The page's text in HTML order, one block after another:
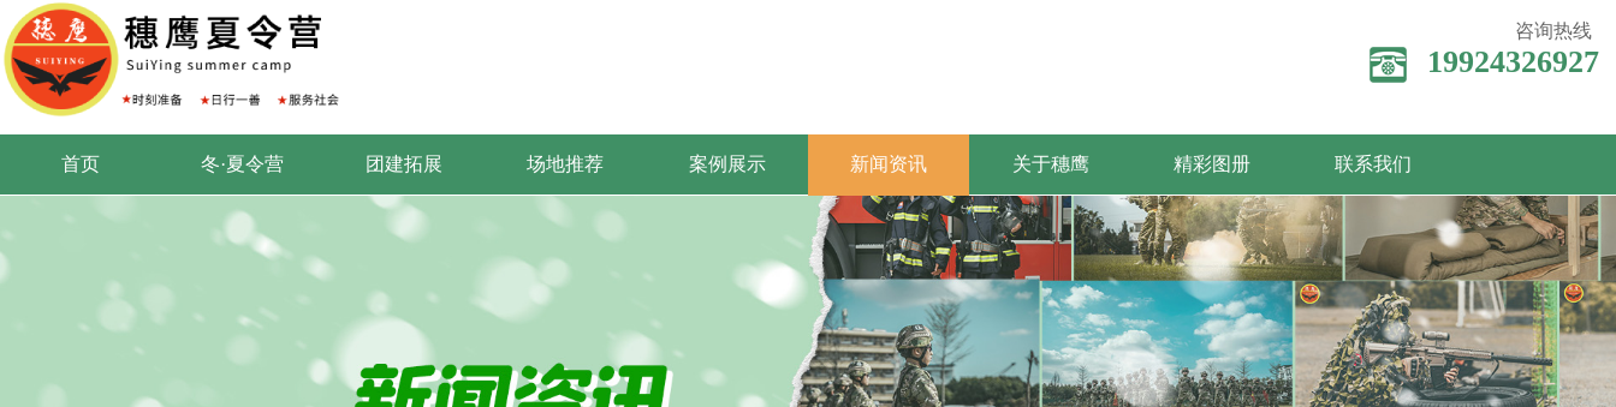
咨询热线
19924326927
首页 冬·夏令营 团建拓展 场地推荐 案例展示 新闻资讯 关于穗鹰 精彩图册 联系我们